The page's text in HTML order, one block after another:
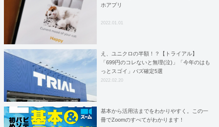
ホアプリ
2022.01.01
え、ユニクロの半額！？【トライアル】
「699円のコレないと無理(泣)」「今年のはも
っとスゴイ」バズ確定5選
2022.02.20
基本から活用法までをわかりやすく。この一
冊でZoomのすべてがわかります！